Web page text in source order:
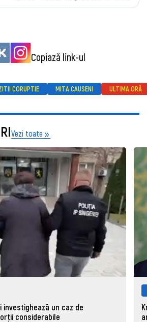
Copiază link-ul
CORUPTIE MITA CAUSENI ULTIMA ORĂ
Vezi toate
investighează un caz de
considerabile